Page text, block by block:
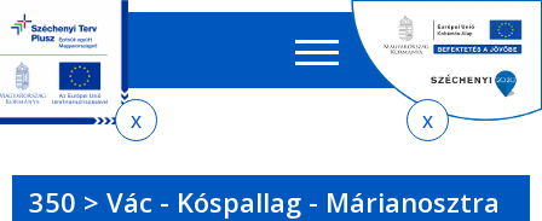
menetrendkeresőhöz
almenühöz
tartalomra
oldaltérképre
EN HU
űrlap
350 > Vác - Kóspallag - Márianosztra